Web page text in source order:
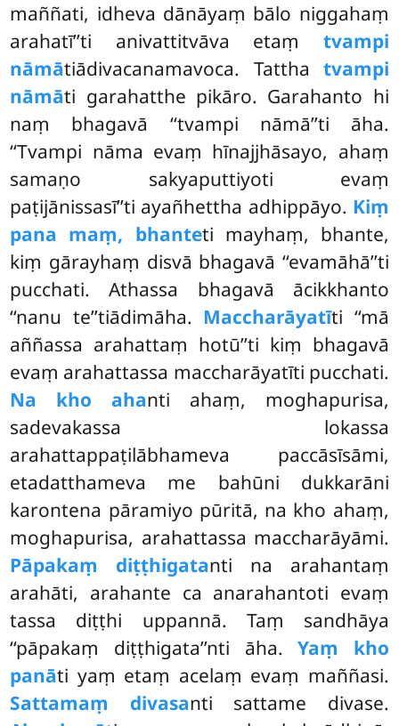
maññati, idheva dānāyaṃ bālo niggahaṃ
arahatī’’ti anivattitvāva etaṃ tvampi
nāmātiādivacanamavoca. Tattha tvampi
nāmāti garahatthe pikāro. Garahanto hi
naṃ bhagavā ‘‘tvampi nāmā’’ti āha.
‘‘Tvampi nāma evaṃ hīnajjhāsayo, ahaṃ
samaṇo sakyaputtiyoti evaṃ
paṭijānissasī’’ti ayañhettha adhippāyo. Kiṃ
pana maṃ, bhanteti mayhaṃ, bhante,
kiṃ gārayhaṃ disvā bhagavā ‘‘evamāhā’’ti
pucchati. Athassa bhagavā ācikkhanto
‘‘nanu te’’tiādimāha. Maccharāyatīti ‘‘mā
aññassa arahattaṃ hotū’’ti kiṃ bhagavā
evaṃ arahattassa maccharāyatīti pucchati.
Na kho ahanti ahaṃ, moghapurisa,
sadevakassa lokassa
arahattappaṭilābhameva paccāsīsāmi,
etadatthameva me bahūni dukkarāni
karontena pāramiyo pūritā, na kho ahaṃ,
moghapurisa, arahattassa maccharāyāmi.
Pāpakaṃ diṭṭhigatanti na arahantaṃ
arahāti, arahante ca anarahantoti evaṃ
tassa diṭṭhi uppannā. Taṃ sandhāya
‘‘pāpakaṃ diṭṭhigata’’nti āha.Yaṃ kho
panāti yaṃ etaṃ acelaṃ evaṃ maññasi.
Sattamaṃ divasanti sattame divase.